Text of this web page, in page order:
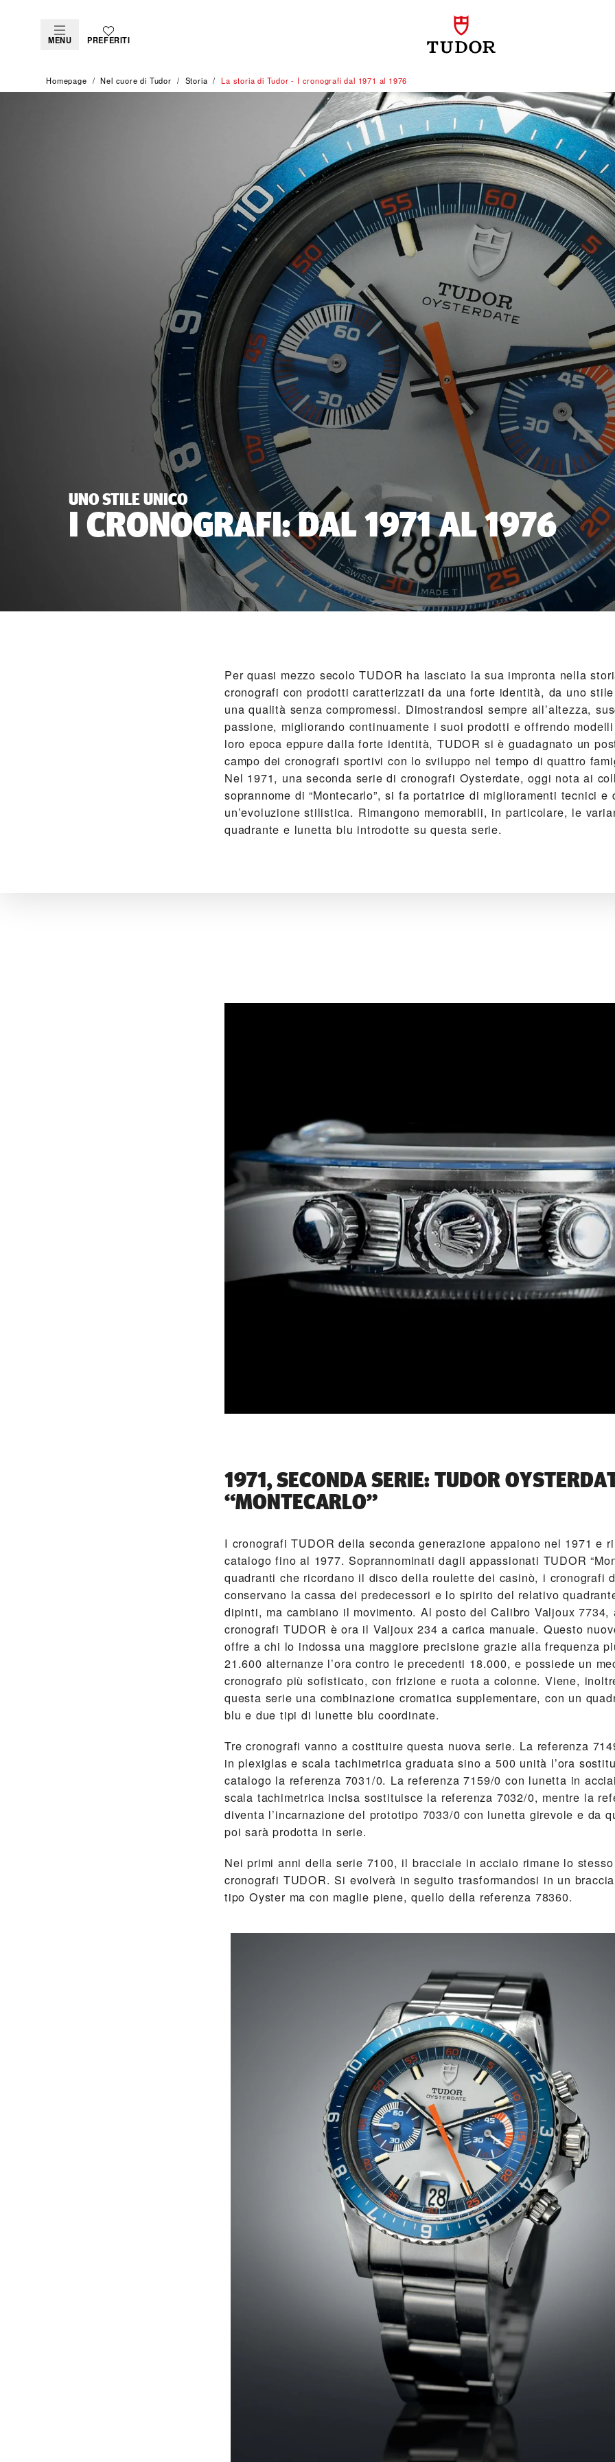
MENU PREFERITI
Homepage Nel cuore di Tudor Storia La storia di Tudor - I cronografi dal 1971 al 1976
UNO STILE UNICO
I CRONOGRAFI: DAL 1971 AL 1976
Per quasi mezzo secolo TUDOR ha lasciato la sua impronta nella
cronografi con prodotti caratterizzati da una forte identità, da uno
una qualità senza compromessi. Dimostrandosi sempre all’altezza,
passione, migliorando continuamente i suoi prodotti e offrendo
loro epoca eppure dalla forte identità, TUDOR si è guadagnato un
campo dei cronografi sportivi con lo sviluppo nel tempo di quattro
Nel 1971, una seconda serie di cronografi Oysterdate, oggi nota ai
soprannome di “Montecarlo”, si fa portatrice di miglioramenti tecnici e
un’evoluzione stilistica. Rimangono memorabili, in particolare, le
quadrante e lunetta blu introdotte su questa serie.
1971, SECONDA SERIE: TUDOR
“MONTECARLO”
I cronografi TUDOR della seconda generazione appaiono nel 1971 e
catalogo fino al 1977. Soprannominati dagli appassionati TUDOR
quadranti che ricordano il disco della roulette dei casinò, i cronografi
conservano la cassa dei predecessori e lo spirito del relativo
dipinti, ma cambiano il movimento. Al posto del Calibro Valjoux 7734,
cronografi TUDOR è ora il Valjoux 234 a carica manuale. Questo
offre a chi lo indossa una maggiore precisione grazie alla frequenza
21.600 alternanze l’ora contro le precedenti 18.000, e possiede un
cronografo più sofisticato, con frizione e ruota a colonne. Viene,
questa serie una combinazione cromatica supplementare, con un
blu e due tipi di lunette blu coordinate.
Tre cronografi vanno a costituire questa nuova serie. La referenza
in plexiglas e scala tachimetrica graduata sino a 500 unità l’ora
catalogo la referenza 7031/0. La referenza 7159/0 con lunetta in
scala tachimetrica incisa sostituisce la referenza 7032/0, mentre la
diventa l’incarnazione del prototipo 7033/0 con lunetta girevole e da
poi sarà prodotta in serie.
Nei primi anni della serie 7100, il bracciale in acciaio rimane lo
cronografi TUDOR. Si evolverà in seguito trasformandosi in un
tipo Oyster ma con maglie piene, quello della referenza 78360.